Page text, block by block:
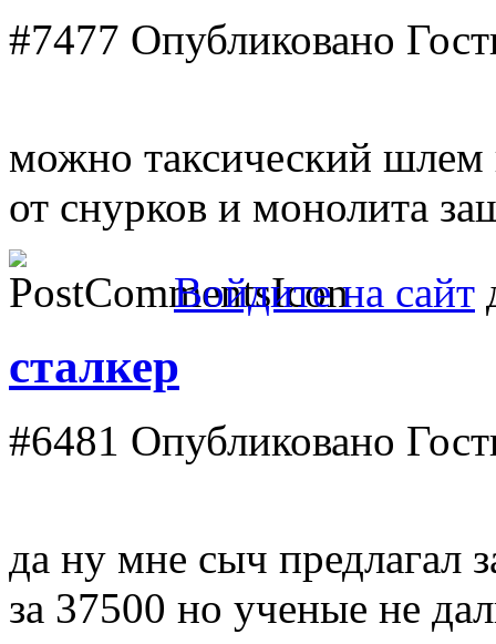
#7477 Опубликовано
можно таксический шлем
от снурков и монолита
Войдите на сайт
сталкер
#6481 Опубликовано
да ну мне сыч предлагал
за 37500 но ученые не